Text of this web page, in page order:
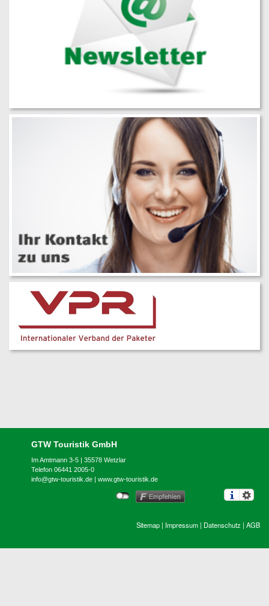
GTW Touristik GmbH
Im Amtmann 3-5 | 35578 Wetzlar
Telefon 06441 2005-0
info@gtw-touristik.de |www.gtw-touristik.de
Sitemap | Impressum | Datenschutz | AGB